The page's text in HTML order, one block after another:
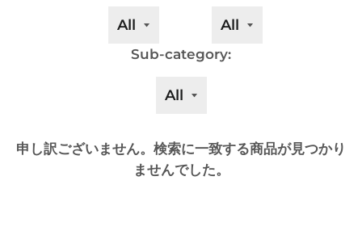
Sub-category:
申し訳ございません。検索に一致する商品が見つかり
ませんでした。